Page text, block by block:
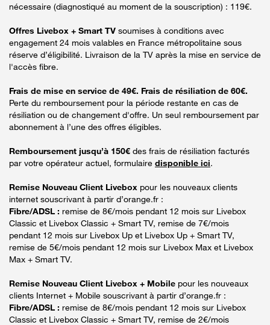
nécessaire (diagnostiqué au moment de la souscription) : 119€.
Offres Livebox + Smart TV soumises à conditions avec
engagement 24 mois valables en France métropolitaine sous
réserve d’éligibilité. Livraison de la TV après la mise en service de
l'accès fibre.
Frais de mise en service de 49€. Frais de résiliation de 60€.
Perte du remboursement pour la période restante en cas de
résiliation ou de changement d'offre. Un seul remboursement par
abonnement à l’une des offres éligibles.
Remboursement jusqu’à 150€ des frais de résiliation facturés
par votre opérateur actuel, formulaire disponible ici.
Remise Nouveau Client Livebox pour les nouveaux clients
internet souscrivant à partir d’orange.fr :
Fibre/ADSL : remise de 8€/mois pendant 12 mois sur Livebox
Classic et Livebox Classic + Smart TV, remise de 7€/mois
pendant 12 mois sur Livebox Up et Livebox Up + Smart TV,
remise de 5€/mois pendant 12 mois sur Livebox Max et Livebox
Max + Smart TV.
Remise Nouveau Client Livebox + Mobile pour les nouveaux
clients Internet + Mobile souscrivant à partir d’orange.fr :
Fibre/ADSL : remise de 8€/mois pendant 12 mois sur Livebox
Classic et Livebox Classic + Smart TV, remise de 2€/mois